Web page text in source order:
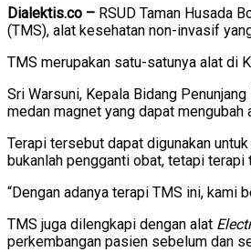
Dialektis.co – RSUD Taman Husada
(TMS), alat kesehatan non-invasif
TMS merupakan satu-satunya alat di
Sri Warsuni, Kepala Bidang
medan magnet yang dapat mengubah
Terapi tersebut dapat digunakan
bukanlah pengganti obat, tetapi
“Dengan adanya terapi TMS ini, kami
TMS juga dilengkapi dengan alat
perkembangan pasien sebelum dan